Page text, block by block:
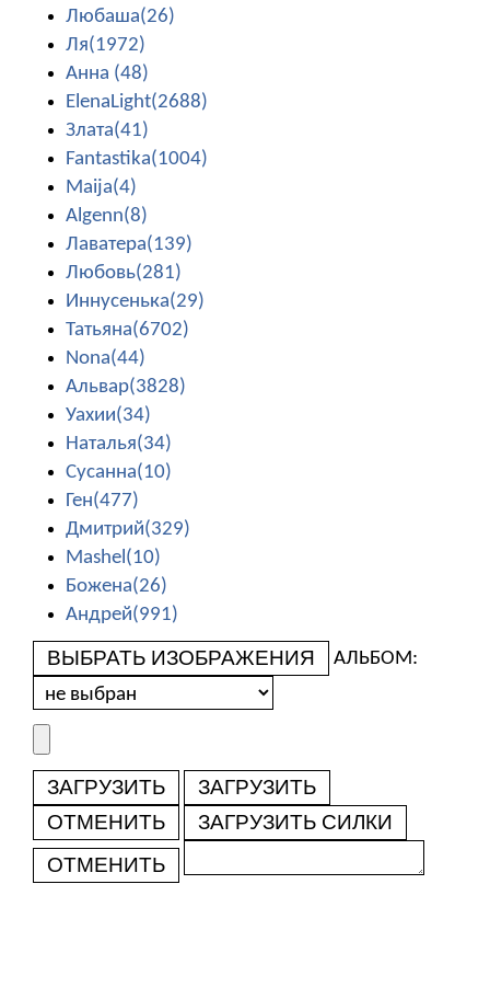
Любаша(26)
Ля(1972)
Анна (48)
ElenaLight(2688)
Злата(41)
Fantastika(1004)
Maija(4)
Algenn(8)
Лаватера(139)
Любовь(281)
Иннусенька(29)
Татьяна(6702)
Nona(44)
Альвар(3828)
Уахии(34)
Наталья(34)
Сусанна(10)
Ген(477)
Дмитрий(329)
Mashel(10)
Божена(26)
Андрей(991)
ВЫБРАТЬ ИЗОБРАЖЕНИЯ АЛЬБОМ:
ЗАГРУЗИТЬ
ЗАГРУЗИТЬ
ОТМЕНИТЬ
ЗАГРУЗИТЬ СИЛКИ
ОТМЕНИТЬ